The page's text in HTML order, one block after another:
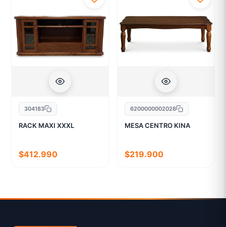
304183
RACK MAXI XXXL
$412.990
6200000002026
MESA CENTRO KINA
$219.900